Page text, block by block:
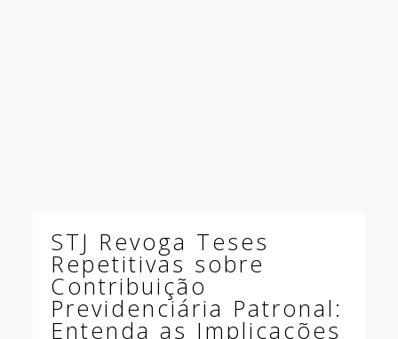
STJ Revoga Teses
Repetitivas sobre
Contribuição
Previdenciária Patronal:
Entenda as Implicações